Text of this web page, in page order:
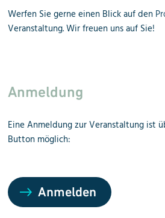
Werfen Sie gerne einen Blick auf den
Veranstaltung. Wir freuen uns auf Sie!
Anmeldung
Eine Anmeldung zur Veranstaltung ist
Button möglich:
Anmelden